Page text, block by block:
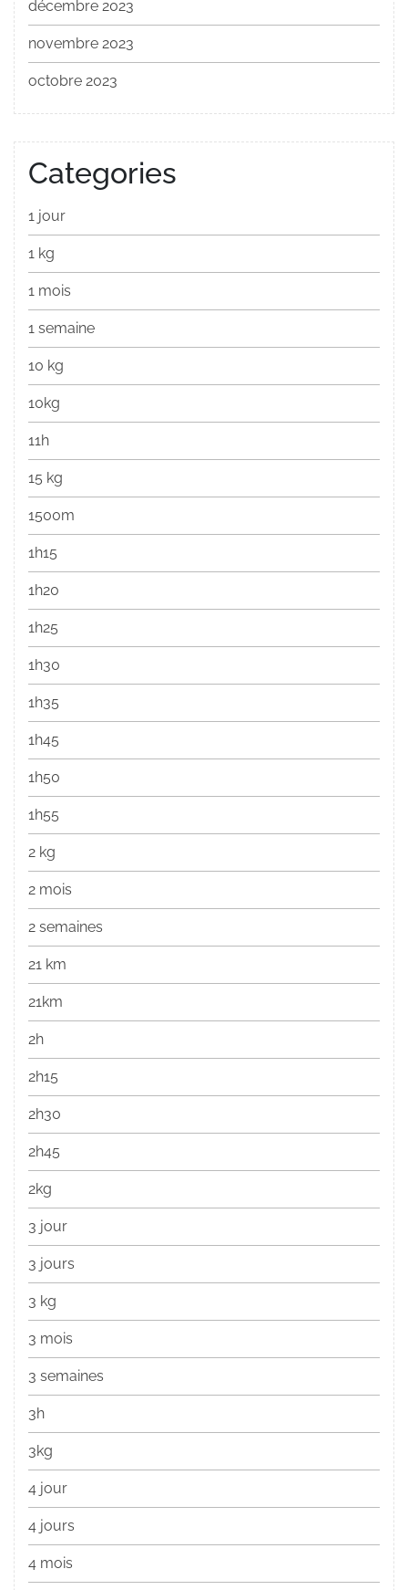
décembre 2023
novembre 2023
octobre 2023
Categories
1 jour
1 kg
1 mois
1 semaine
10 kg
10kg
11h
15 kg
1500m
1h15
1h20
1h25
1h30
1h35
1h45
1h50
1h55
2 kg
2 mois
2 semaines
21 km
21km
2h
2h15
2h30
2h45
2kg
3 jour
3 jours
3 kg
3 mois
3 semaines
3h
3kg
4 jour
4 jours
4 mois